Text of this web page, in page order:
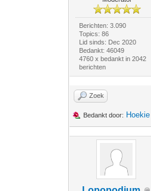
Berichten: 3.090
Topics: 86
Lid sinds: Dec 2020
Bedankt: 46049
4760 x bedankt in 2042
berichten
Zoek
Bedankt door: Hoekie